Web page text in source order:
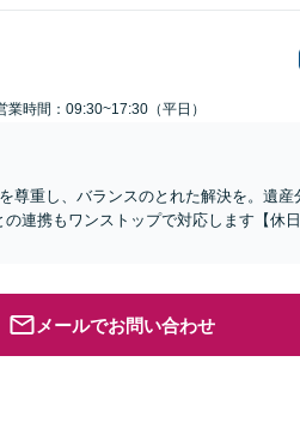
業時間：09:30~17:30（平日）
尊重し、バランスのとれた解決を。遺産
連携もワンストップで対応します【休
メールでお問い合わせ